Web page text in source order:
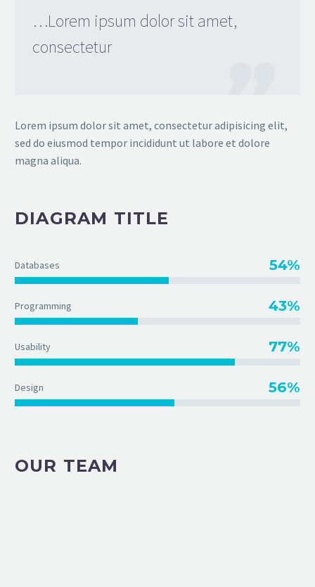
…Lorem ipsum dolor sit amet,
consectetur
Lorem ipsum dolor sit amet, consectetur adipisicing elit,
sed do eiusmod tempor incididunt ut labore et dolore
magna aliqua.
DIAGRAM TITLE
Databases 54%
Programming 43%
Usability 77%
Design 56%
OUR TEAM